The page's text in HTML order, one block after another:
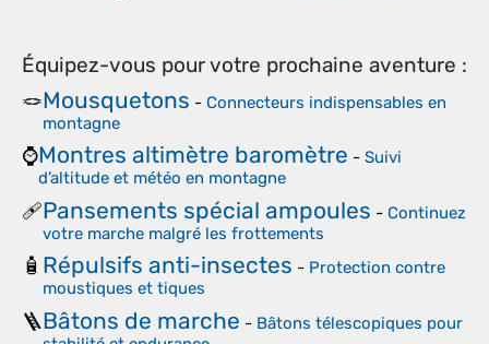
Équipez-vous pour votre prochaine aventure :
🪢Mousquetons - Connecteurs indispensables en
montagne
⌚Montres altimètre baromètre - Suivi
d’altitude et météo en montagne
🩹Pansements spécial ampoules - Continuez
votre marche malgré les frottements
🧴 Répulsifs anti-insectes - Protection contre
moustiques et tiques
🪜Bâtons de marche - Bâtons télescopiques pour